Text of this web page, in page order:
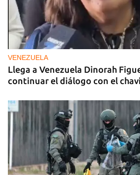
VENEZUELA
Llega a Venezuela Dinorah
continuar el diálogo con el